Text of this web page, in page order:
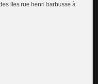
Iles rue henri barbusse à